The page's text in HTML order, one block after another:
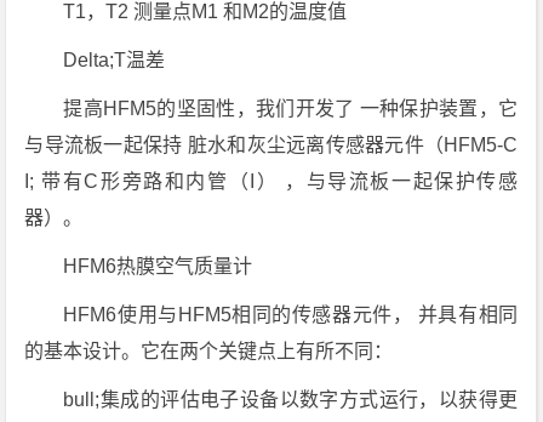
T1，T2 测量点M1 和M2的温度值
Delta;T温差
提高HFM5的坚固性，我们开发了 一种保护装置，它
与导流板一起保持 脏水和灰尘远离传感器元件（HFM5-C
I; 带有C形旁路和内管（I） ，与导流板一起保护传感
器）。
HFM6热膜空气质量计
HFM6使用与HFM5相同的传感器元件， 并具有相同
的基本设计。它在两个关键点上有所不同：
bull;集成的评估电子设备以数字方式运行，以获得更